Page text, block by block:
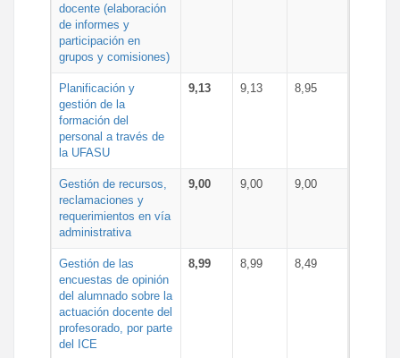
docente (elaboración
de informes y
participación en
grupos y comisiones)
Planificación y
gestión de la
formación del
personal a través de
la UFASU
9,13 9,13 8,95
Gestión de recursos,
reclamaciones y
requerimientos en vía
administrativa
9,00 9,00 9,00
Gestión de las
encuestas de opinión
del alumnado sobre la
actuación docente del
profesorado, por parte
del ICE
8,99 8,99 8,49